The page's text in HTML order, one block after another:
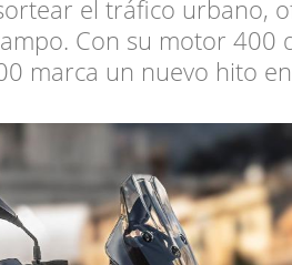
el tráfico urbano,
Con su motor 400
marca un nuevo hito